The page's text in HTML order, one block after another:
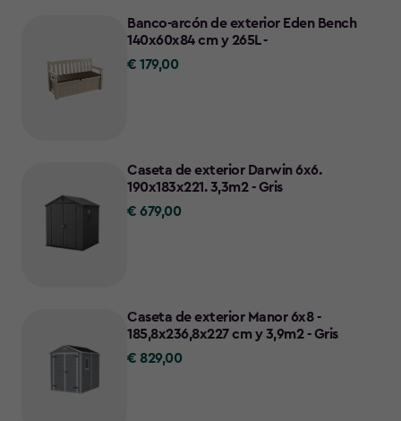
Banco-arcón de exterior Eden Bench
140x60x84 cm y 265L -
€
€ 179,00
Caseta de exterior Darwin 6x6.
190x183x221. 3,3m2 - Gris
€
€ 679,00
Caseta de exterior Manor 6x8 -
185,8x236,8x227 cm y 3,9m2 - Gris
€
€ 829,00